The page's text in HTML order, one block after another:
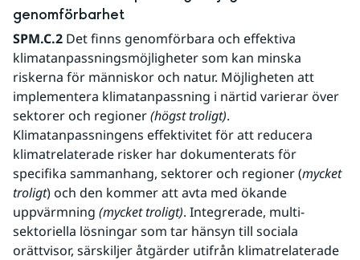
genomförbarhet
SPM.C.2 Det finns genomförbara och effektiva
klimatanpassningsmöjligheter som kan minska
riskerna för människor och natur. Möjligheten att
implementera klimatanpassning i närtid varierar över
sektorer och regioner (högst troligt).
Klimatanpassningens effektivitet för att reducera
klimatrelaterade risker har dokumenterats för
specifika sammanhang, sektorer och regioner (mycket
troligt) och den kommer att avta med ökande
uppvärmning (mycket troligt). Integrerade, multi-
sektoriella lösningar som tar hänsyn till sociala
orättvisor, särskiljer åtgärder utifrån klimatrelaterade